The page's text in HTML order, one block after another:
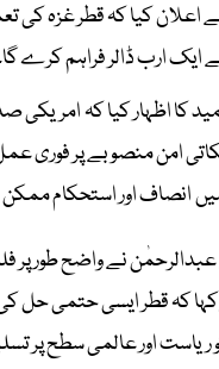
اعلان کیا کہ قطر غزہ کی
ارب ڈالر فراہم کرے
کا اظہار کیا کہ امریکی
پیس 20 نکاتی امن منصوبے پر
انصاف اور استحکام
نے واضح طور پر
کہا کہ قطر ایسی حتمی حل
ریاست اور عالمی سطح پر